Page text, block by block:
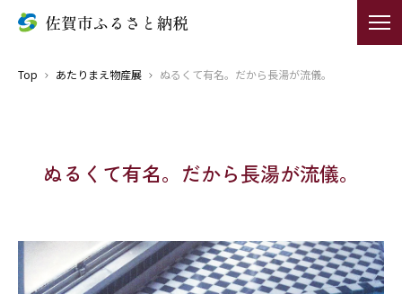
Top あたりまえ物産展 ぬるくて有名。だから長湯が流儀。
ぬるくて有名。だから長湯が流儀。